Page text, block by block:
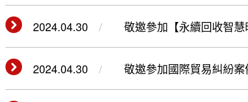
2024.04.30 敬邀參加【永續回收智
2024.04.30 敬邀參加國際貿易糾紛